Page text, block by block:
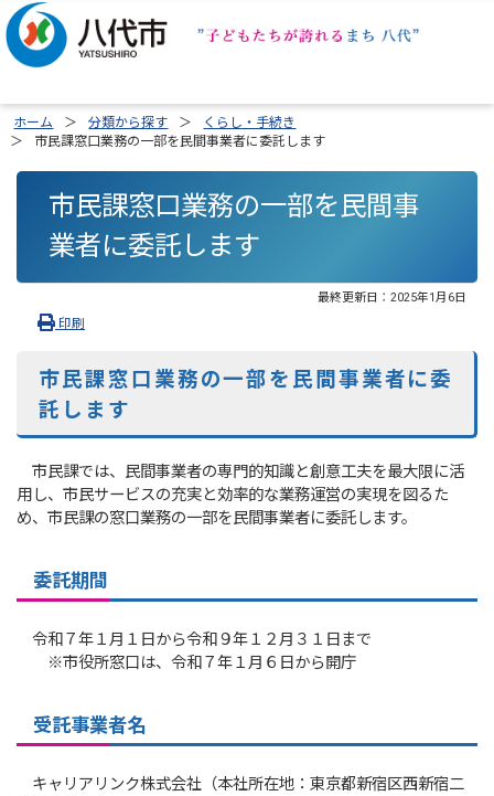
ホーム 分類から探す
くらし・手続き
市民課窓口業務の一部を民間事業者に委託します
市民課窓口業務の一部を民間事
業者に委託します
最終更新日： 2025年1月6日
印刷
市民課窓口業務の一部を民間事業者に委
託します
市民課では、民間事業者の専門的知識と創意工夫を最大限に活
用し、市民サービスの充実と効率的な業務運営の実現を図るた
め、市民課の窓口業務の一部を民間事業者に委託します。
委託期間
令和７年１月１日から令和９年１２月３１日まで
※市役所窓口は、令和７年１月６日から開庁
受託事業者名
キャリアリンク株式会社（本社所在地：東京都新宿区西新宿二